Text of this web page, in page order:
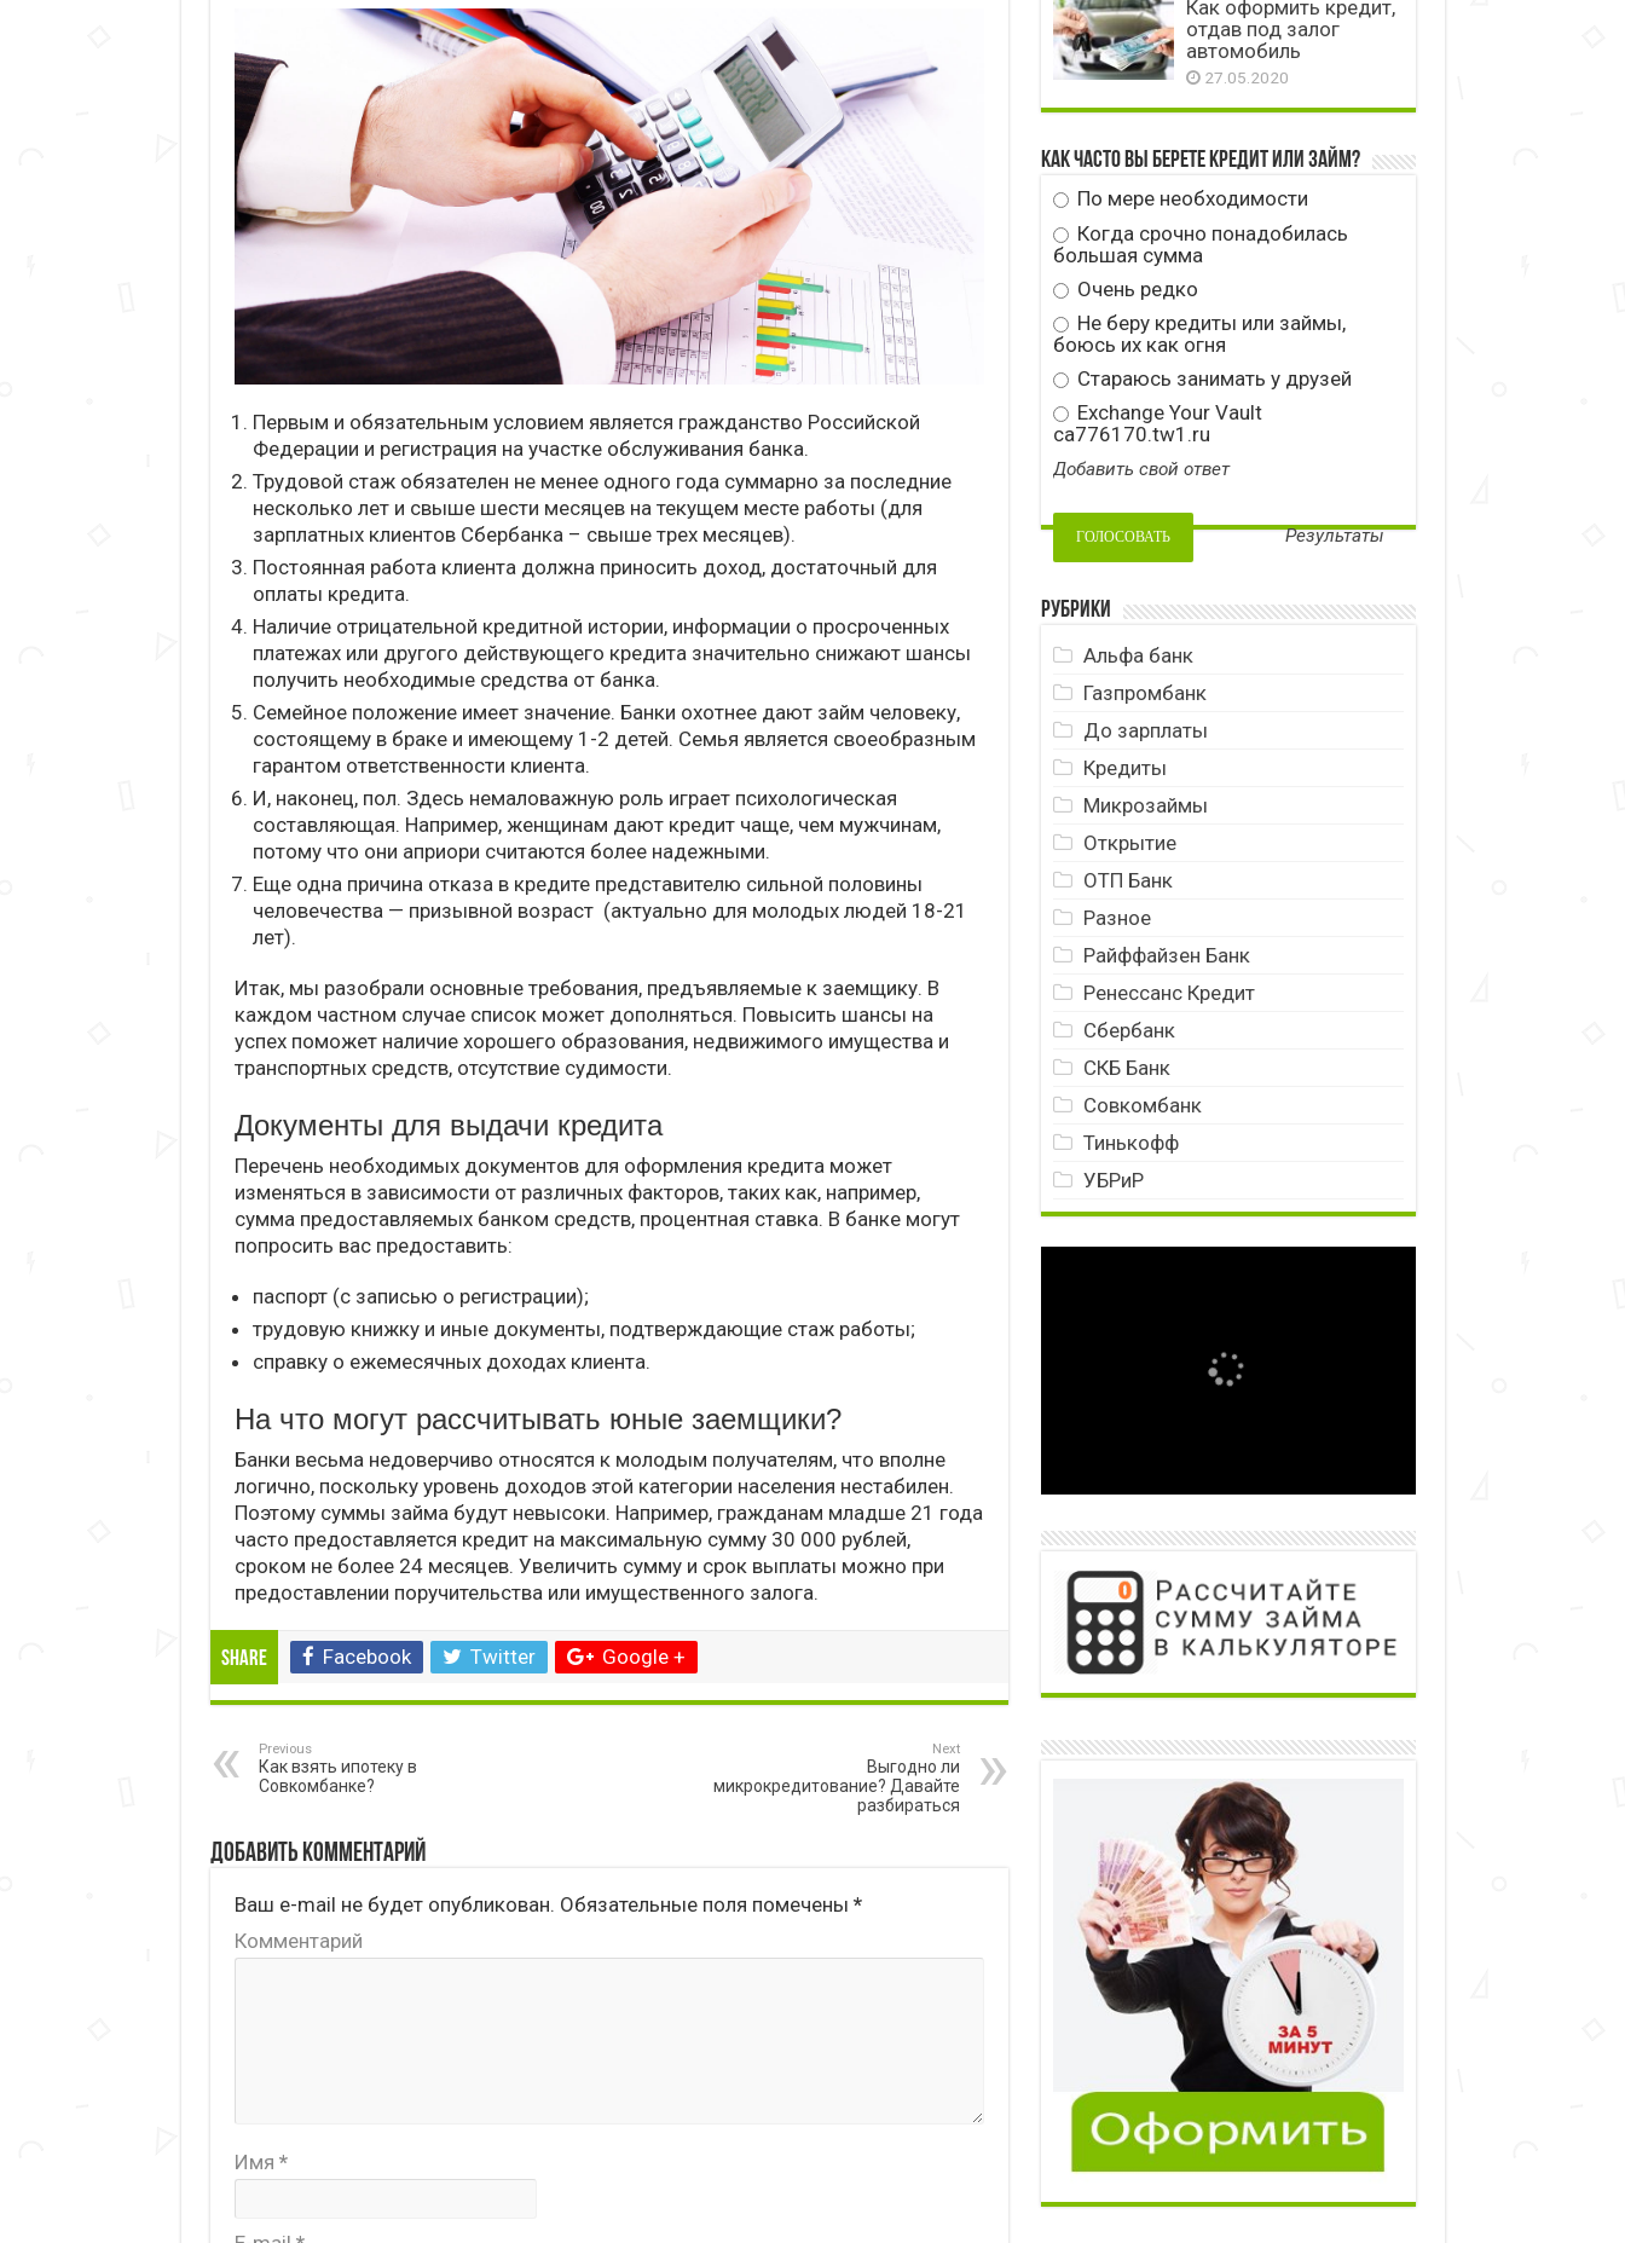
Первым и обязательным условием является гражданство Российской
Федерации и регистрация на участке обслуживания банка.
Трудовой стаж обязателен не менее одного года суммарно за последние
несколько лет и свыше шести месяцев на текущем месте работы (для
зарплатных клиентов Сбербанка – свыше трех месяцев).
Постоянная работа клиента должна приносить доход, достаточный для
оплаты кредита.
Наличие отрицательной кредитной истории, информации о просроченных
платежах или другого действующего кредита значительно снижают шансы
получить необходимые средства от банка.
Семейное положение имеет значение. Банки охотнее дают займ человеку,
состоящему в браке и имеющему 1-2 детей. Семья является своеобразным
гарантом ответственности клиента.
И, наконец, пол. Здесь немаловажную роль играет психологическая
составляющая. Например, женщинам дают кредит чаще, чем мужчинам,
потому что они априори считаются более надежными.
Еще одна причина отказа в кредите представителю сильной половины
человечества — призывной возраст (актуально для молодых людей 18-21
лет).
Итак, мы разобрали основные требования, предъявляемые к заемщику. В
каждом частном случае список может дополняться. Повысить шансы на
успех поможет наличие хорошего образования, недвижимого имущества и
транспортных средств, отсутствие судимости.
Документы для выдачи кредита
Перечень необходимых документов для оформления кредита может
изменяться в зависимости от различных факторов, таких как, например,
сумма предоставляемых банком средств, процентная ставка. В банке могут
попросить вас предоставить:
паспорт (с записью о регистрации);
трудовую книжку и иные документы, подтверждающие стаж работы;
справку о ежемесячных доходах клиента.
На что могут рассчитывать юные заемщики?
Банки весьма недоверчиво относятся к молодым получателям, что вполне
логично, поскольку уровень доходов этой категории населения нестабилен.
Поэтому суммы займа будут невысоки. Например, гражданам младше 21 года
часто предоставляется кредит на максимальную сумму 30 000 рублей,
сроком не более 24 месяцев. Увеличить сумму и срок выплаты можно при
предоставлении поручительства или имущественного залога.
Share Facebook Twitter Google +
Previous
Как взять ипотеку в
Совкомбанке?
Next
Выгодно ли
микрокредитование? Давайте
разбираться
Добавить комментарий
Ваш e-mail не будет опубликован. Обязательные поля помечены *
Комментарий
Имя *
Как оформить кредит,
отдав под залог
автомобиль
27.05.2020
Как часто вы берете кредит или займ?
По мере необходимости
Когда срочно понадобилась
большая сумма
Очень редко
Не беру кредиты или займы,
боюсь их как огня
Стараюсь занимать у друзей
Exchange Your Vault
ca776170.tw1.ru
Добавить свой ответ
Результаты
Рубрики
Альфа банк
Газпромбанк
До зарплаты
Кредиты
Микрозаймы
Открытие
ОТП Банк
Разное
Райффайзен Банк
Ренессанс Кредит
Сбербанк
СКБ Банк
Совкомбанк
Тинькофф
УБРиР